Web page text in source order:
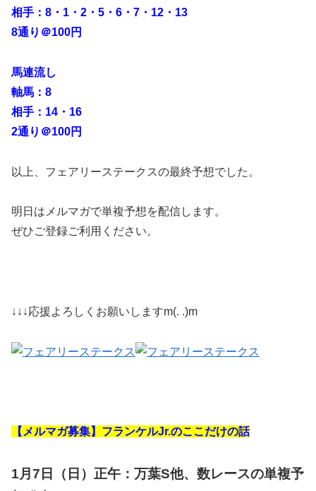
相手：8・1・2・5・6・7・12・13
8通り＠100円
馬連流し
軸馬：8
相手：14・16
2通り＠100円
以上、フェアリーステークスの最終予想でした。
明日はメルマガで単複予想を配信します。
ぜひご登録ご利用ください。
↓↓↓応援よろしくお願いしますm(. .)m
【メルマガ募集】フランケルJr.のここだけの話
1月7日（日）正午：万葉S他、数レースの単複予